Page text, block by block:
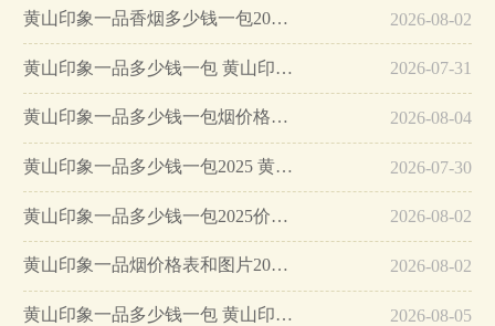
黄山印象一品香烟多少钱一包2025最新价格… 2026-08-02
黄山印象一品多少钱一包 黄山印象一品好抽吗… 2026-07-31
黄山印象一品多少钱一包烟价格表和图片… 2026-08-04
黄山印象一品多少钱一包2025 黄山印象一品烟价格表和图片… 2026-07-30
黄山印象一品多少钱一包2025价格表和图片… 2026-08-02
黄山印象一品烟价格表和图片2025价格一览… 2026-08-02
黄山印象一品多少钱一包 黄山印象一品烟价格表和图片… 2026-08-05